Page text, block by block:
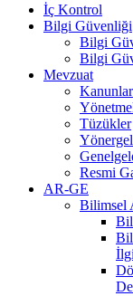
İç Kontrol
Bilgi Güvenliği
Bilgi
Bilgi
Mevzuat
Kanunlar
Tüzükler
Resmi
AR-GE
Bilimsel